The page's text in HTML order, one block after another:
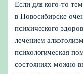
Если для кого-то
в Новосибирске
психического
лечением
психологическая
состояниях можно